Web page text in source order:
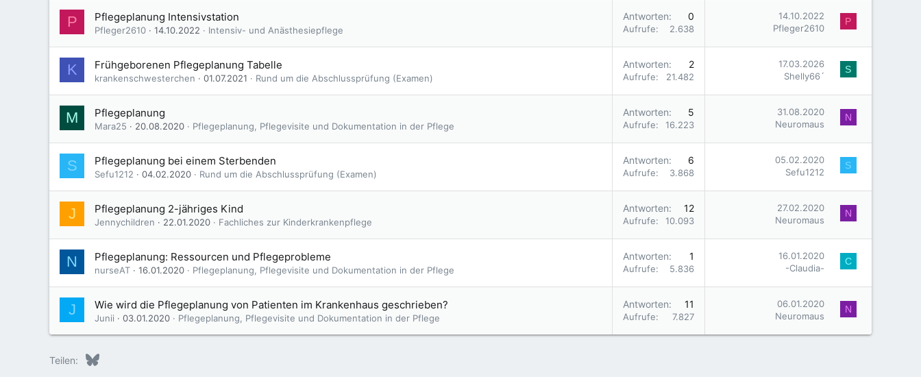
P Pflegeplanung Intensivstation
Pfleger2610 14.10.2022 Intensiv- und Anästhesiepflege
Antworten 0
Aufrufe 2.638
14.10.2022
Pfleger2610
P
K Frühgeborenen Pflegeplanung Tabelle
krankenschwesterchen 01.07.2021 Rund um die Abschlussprüfung (Examen)
Antworten 2
Aufrufe 21.482
17.03.2026
Shelly66´
S
M Pflegeplanung
Mara25 20.08.2020 Pflegeplanung, Pflegevisite und Dokumentation in der Pflege
Antworten 5
Aufrufe 16.223
31.08.2020
Neuromaus
N
S Pflegeplanung bei einem Sterbenden
Sefu1212 04.02.2020 Rund um die Abschlussprüfung (Examen)
Antworten 6
Aufrufe 3.868
05.02.2020
Sefu1212
S
J Pflegeplanung 2-jähriges Kind
Jennychildren 22.01.2020 Fachliches zur Kinderkrankenpflege
Antworten 12
Aufrufe 10.093
27.02.2020
Neuromaus
N
N Pflegeplanung: Ressourcen und Pflegeprobleme
nurseAT 16.01.2020 Pflegeplanung, Pflegevisite und Dokumentation in der Pflege
Antworten 1
Aufrufe 5.836
16.01.2020
-Claudia-
C
J Wie wird die Pflegeplanung von Patienten im Krankenhaus geschrieben?
Junii 03.01.2020 Pflegeplanung, Pflegevisite und Dokumentation in der Pflege
Antworten 11
Aufrufe 7.827
06.01.2020
Neuromaus
N
Teilen: Bluesky